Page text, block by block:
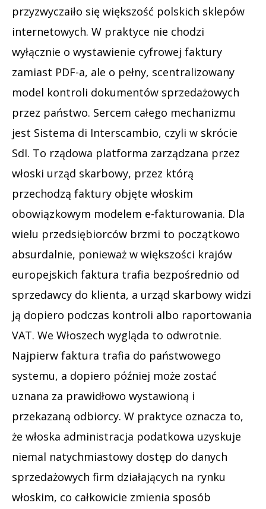
przyzwyczaiło się większość polskich sklepów
internetowych. W praktyce nie chodzi
wyłącznie o wystawienie cyfrowej faktury
zamiast PDF-a, ale o pełny, scentralizowany
model kontroli dokumentów sprzedażowych
przez państwo. Sercem całego mechanizmu
jest Sistema di Interscambio, czyli w skrócie
SdI. To rządowa platforma zarządzana przez
włoski urząd skarbowy, przez którą
przechodzą faktury objęte włoskim
obowiązkowym modelem e-fakturowania. Dla
wielu przedsiębiorców brzmi to początkowo
absurdalnie, ponieważ w większości krajów
europejskich faktura trafia bezpośrednio od
sprzedawcy do klienta, a urząd skarbowy widzi
ją dopiero podczas kontroli albo raportowania
VAT. We Włoszech wygląda to odwrotnie.
Najpierw faktura trafia do państwowego
systemu, a dopiero później może zostać
uznana za prawidłowo wystawioną i
przekazaną odbiorcy. W praktyce oznacza to,
że włoska administracja podatkowa uzyskuje
niemal natychmiastowy dostęp do danych
sprzedażowych firm działających na rynku
włoskim, co całkowicie zmienia sposób